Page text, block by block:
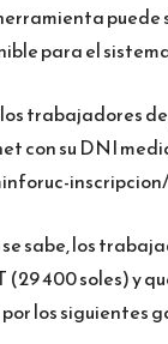
puede
para el
trabajadores
con su DNI
se sabe, los
(29 400 soles) y
los siguientes